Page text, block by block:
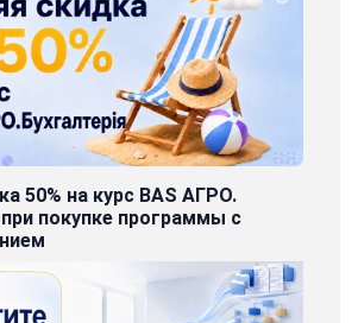
50% на курс BAS АГРО.
при покупке программы с